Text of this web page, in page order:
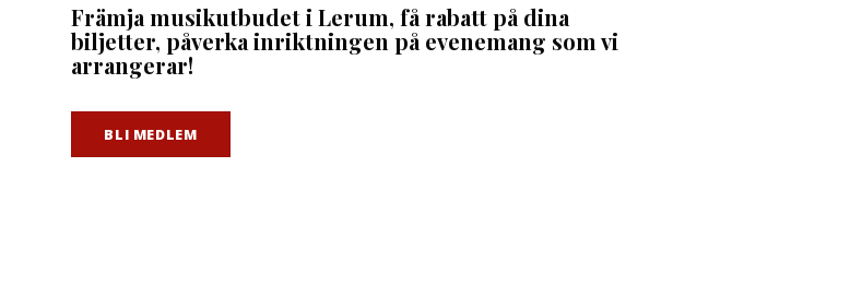
Främja musikutbudet i Lerum, få rabatt på dina
biljetter, påverka inriktningen på evenemang som vi
arrangerar!
BLI MEDLEM